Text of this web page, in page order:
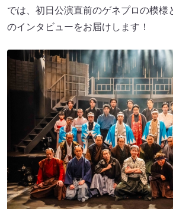
では、初日公演直前のゲネプロの模様
のインタビューをお届けします！